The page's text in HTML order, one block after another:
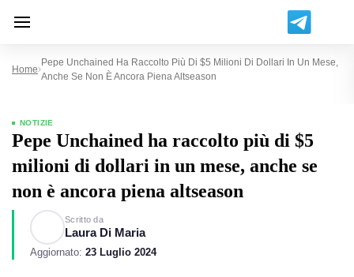
Home
Pepe Unchained Ha Raccolto Più Di $5 Milioni Di Dollari In Un Mese,
Anche Se Non È Ancora Piena Altseason
NOTIZIE
Pepe Unchained ha raccolto più di $5
milioni di dollari in un mese, anche se
non è ancora piena altseason
Scritto da
Laura Di Maria
Aggiornato: 23 Luglio 2024